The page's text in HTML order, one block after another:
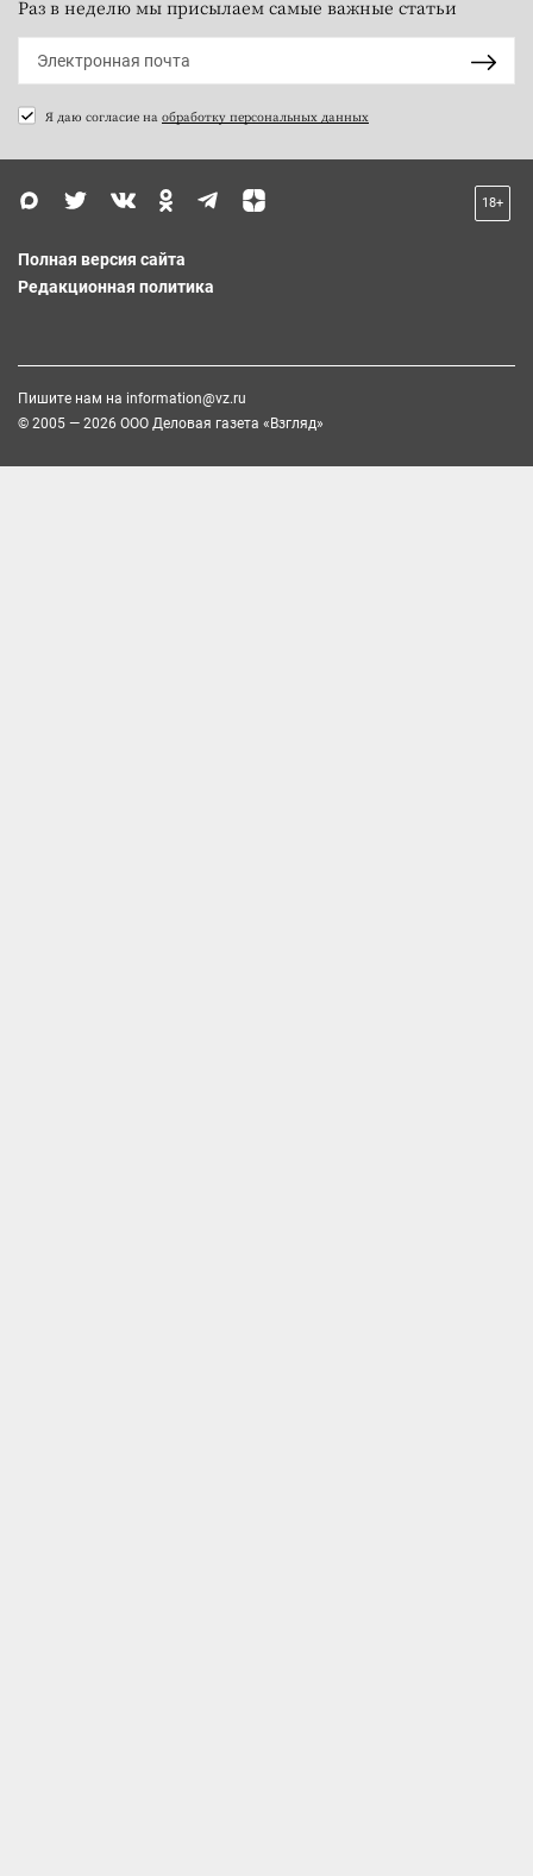
Раз в неделю мы присылаем самые важные статьи
Я даю согласие на обработку персональных данных
18+
Полная версия сайта
Редакционная политика
Пишите нам на information@vz.ru
© 2005 — 2026 ООО Деловая газета «Взгляд»